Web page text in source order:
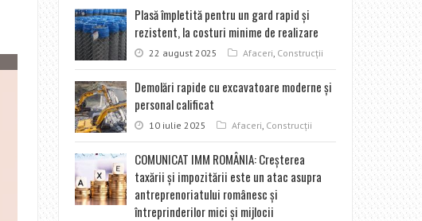
Plasă împletită pentru un gard rapid şi
rezistent, la costuri minime de realizare
22 august 2025 Afaceri, Construcţii
Demolări rapide cu excavatoare moderne şi
personal calificat
10 iulie 2025 Afaceri, Construcţii
COMUNICAT IMM ROMÂNIA: Creșterea
taxării și impozitării este un atac asupra
antreprenoriatului românesc și
întreprinderilor mici și mijlocii